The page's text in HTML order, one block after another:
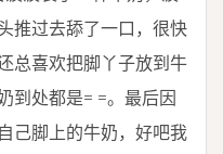
推过去舔了一口，很快
总喜欢把脚丫子放到牛
到处都是= =。最后因
己脚上的牛奶，好吧我